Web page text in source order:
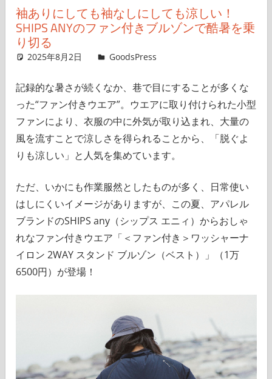
袖ありにしても袖なしにしても涼しい！
SHIPS ANYのファン付きブルゾンで酷暑を乗
り切る
2025年8月2日 ＆GP
GoodsPress
記録的な暑さが続くなか、巷で目にすることが多くな
った“ファン付きウエア”。ウエアに取り付けられた小型
ファンにより、衣服の中に外気が取り込まれ、大量の
風を流すことで涼しさを得られることから、「脱ぐよ
りも涼しい」と人気を集めています。
ただ、いかにも作業服然としたものが多く、日常使い
はしにくいイメージがありますが、この夏、アパレル
ブランドのSHIPS any（シップス エニィ）からおしゃ
れなファン付きウエア「＜ファン付き＞ワッシャーナ
イロン 2WAY スタンド ブルゾン（ベスト）」（1万
6500円）が登場！